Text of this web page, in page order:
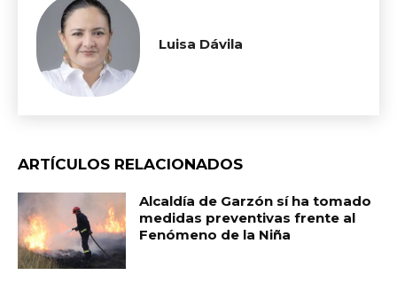
Luisa Dávila
ARTÍCULOS RELACIONADOS
Alcaldía de Garzón sí ha tomado
medidas preventivas frente al
Fenómeno de la Niña